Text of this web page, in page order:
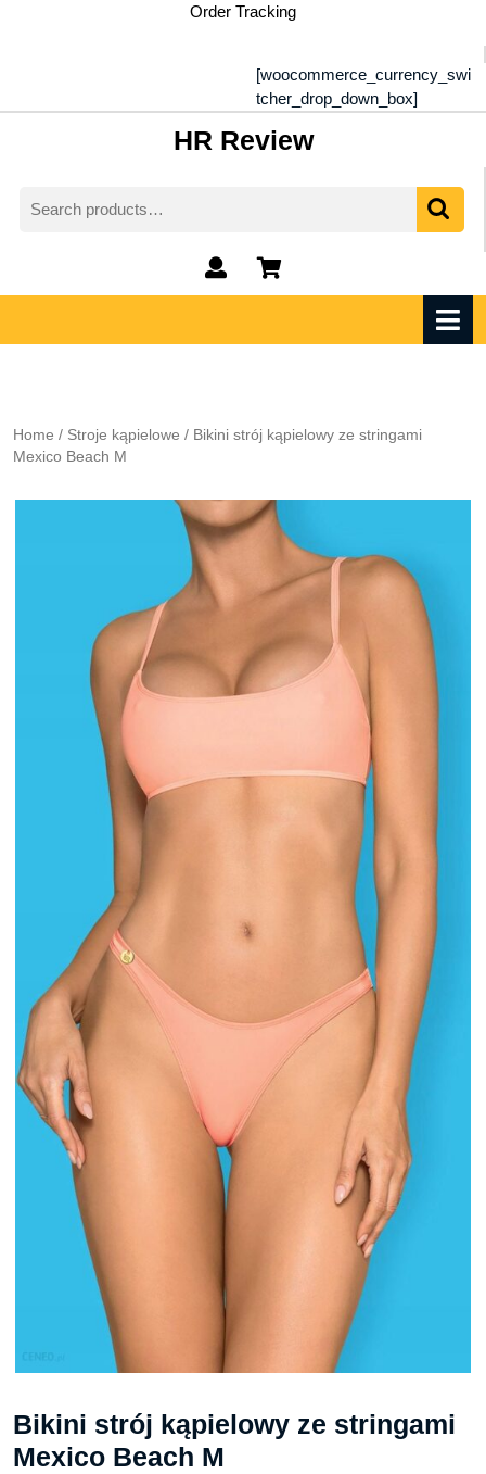
Order Tracking
[woocommerce_currency_swi
tcher_drop_down_box]
HR Review
for:
My
Account
shopping
cart
Home / Stroje kąpielowe / Bikini strój kąpielowy ze stringami
Mexico Beach M
Bikini strój kąpielowy ze stringami
Mexico Beach M